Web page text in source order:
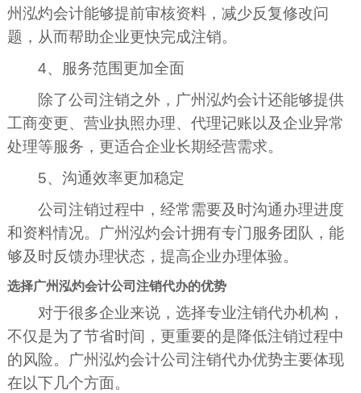
州泓灼会计能够提前审核资料，减少反复修改问
题，从而帮助企业更快完成注销。
4、服务范围更加全面
除了公司注销之外，广州泓灼会计还能够提供
工商变更、营业执照办理、代理记账以及企业异常
处理等服务，更适合企业长期经营需求。
5、沟通效率更加稳定
公司注销过程中，经常需要及时沟通办理进度
和资料情况。广州泓灼会计拥有专门服务团队，能
够及时反馈办理状态，提高企业办理体验。
选择广州泓灼会计公司注销代办的优势
对于很多企业来说，选择专业注销代办机构，
不仅是为了节省时间，更重要的是降低注销过程中
的风险。广州泓灼会计公司注销代办优势主要体现
在以下几个方面。